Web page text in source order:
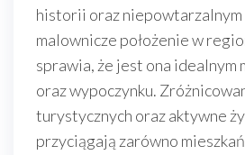
historii oraz niepowtarzalnym
malownicze położenie w
sprawia, że jest ona idealnym
oraz wypoczynku.
turystycznych oraz aktywne
przyciągają zarówno